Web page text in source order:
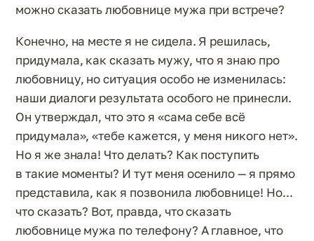
можно сказать любовнице мужа при встрече?
Конечно, на месте я не сидела. Я решилась,
придумала, как сказать мужу, что я знаю про
любовницу, но ситуация особо не изменилась:
наши диалоги результата особого не принесли.
Он утверждал, что это я «сама себе всё
придумала», «тебе кажется, у меня никого нет».
Но я же знала! Что делать? Как поступить
в такие моменты? И тут меня осенило — я прямо
представила, как я позвонила любовнице! Но...
что сказать? Вот, правда, что сказать
любовнице мужа по телефону? А главное, что